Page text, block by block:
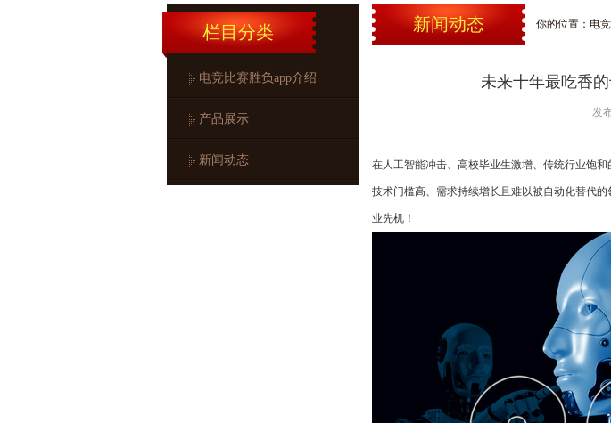
栏目分类
电竞比赛胜负app介绍
产品展示
新闻动态
新闻动态 你的位置： 电
未来十年最吃香
发
在人工智能冲击、高校毕业生激增、传统行业饱
技术门槛高、需求持续增长且难以被自动化替代
业先机！